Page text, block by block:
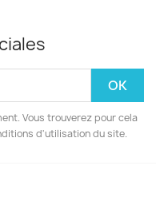
Vous trouverez pour cela
d'utilisation du site.